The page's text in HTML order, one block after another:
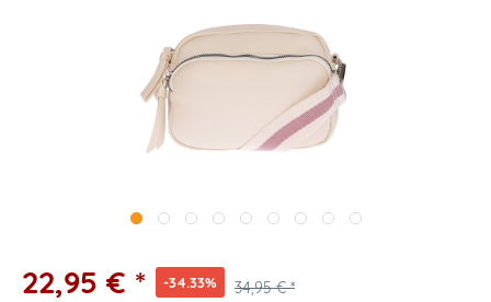
22,95 € * -34.33% 34,95 € *